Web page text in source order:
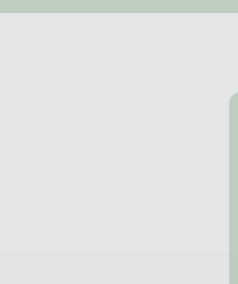
Programm
Klimawandel in den